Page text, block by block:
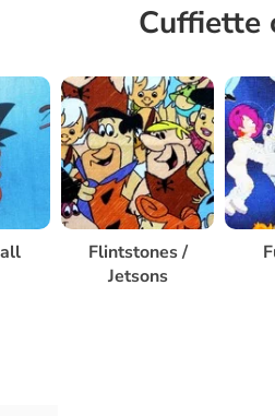
Cuffiette
Flintstones /
Jetsons